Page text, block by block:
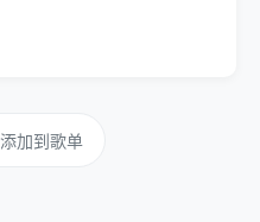
添加到歌单